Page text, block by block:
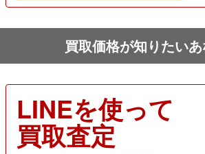
買取価格が知りたい
LINEを使って
買取査定